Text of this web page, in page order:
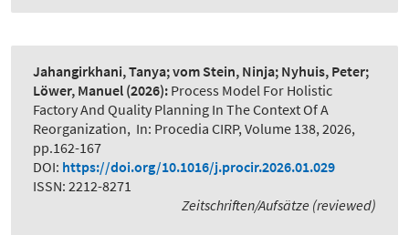
Jahangirkhani, Tanya; vom Stein, Ninja; Nyhuis, Peter;
Löwer, Manuel (2026): Process Model For Holistic
Factory And Quality Planning In The Context Of A
Reorganization, In: Procedia CIRP, Volume 138, 2026,
pp.162-167
DOI: https://doi.org/10.1016/j.procir.2026.01.029
ISSN: 2212-8271
Zeitschriften/Aufsätze (reviewed)